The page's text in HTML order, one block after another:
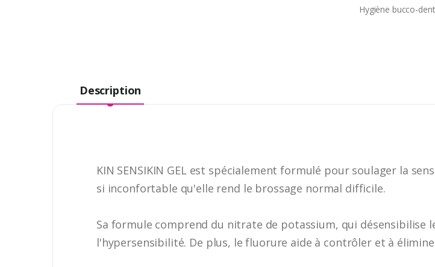
Hygiène bucco-
Description
KIN SENSIKIN GEL est spécialement formulé pour soulager la
si inconfortable qu'elle rend le brossage normal difficile.
Sa formule comprend du nitrate de potassium, qui désensibilise
l'hypersensibilité. De plus, le fluorure aide à contrôler et à